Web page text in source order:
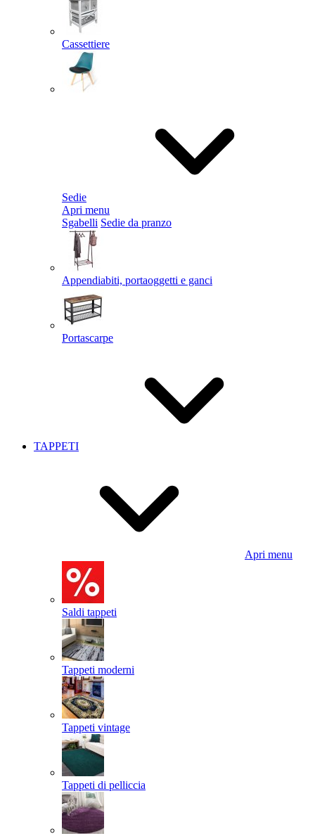
Cassettiere
Sedie
Apri menu
Sgabelli Sedie da pranzo
Appendiabiti, portaoggetti e ganci
Portascarpe
TAPPETI
Apri menu
Saldi tappeti
Tappeti moderni
Tappeti vintage
Tappeti di pelliccia